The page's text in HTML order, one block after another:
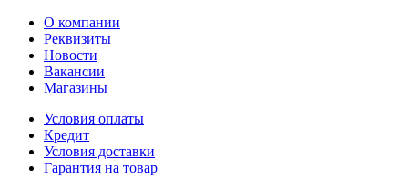
О компании
Реквизиты
Новости
Вакансии
Магазины
Условия оплаты
Кредит
Условия доставки
Гарантия на товар